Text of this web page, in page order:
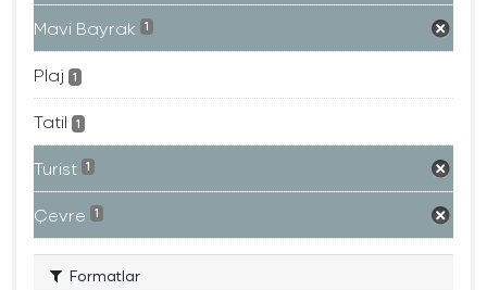
Mavi Bayrak 1
Plaj 1
Tatil 1
Turist 1
Çevre 1
Formatlar